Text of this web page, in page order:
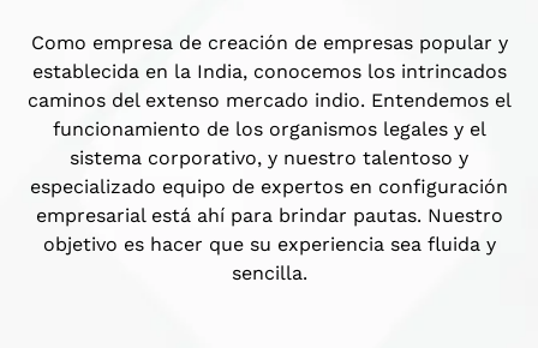
Como empresa de creación de empresas popular y
establecida en la India, conocemos los intrincados
caminos del extenso mercado indio. Entendemos el
funcionamiento de los organismos legales y el
sistema corporativo, y nuestro talentoso y
especializado equipo de expertos en configuración
empresarial está ahí para brindar pautas. Nuestro
objetivo es hacer que su experiencia sea fluida y
sencilla.